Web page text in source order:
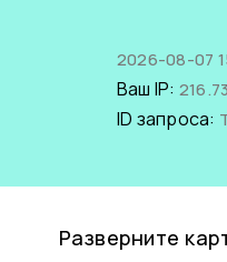
2026-08-07
Ваш IP:
ID запроса:
Разверните